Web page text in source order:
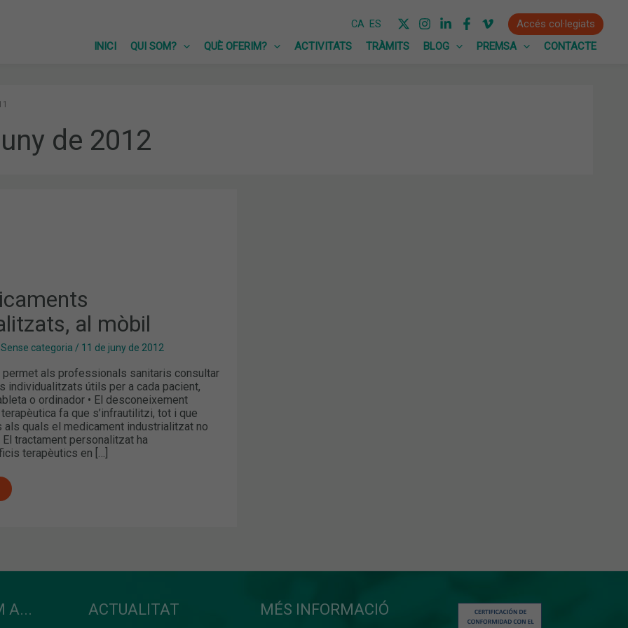
CA ES
Accés col·legiats
INICI
QUI SOM? QUÈ OFERIM? ACTIVITATS TRÀMITS BLOG PREMSA CONTACTE
de 2012
al mòbil
Sense categoria / 11 de juny de 2012
permet als professionals sanitaris consultar
individualitzats útils per a cada pacient,
o ordinador • El desconeixement
fa que s’infrautilitzi, tot i que
quals el medicament industrialitzat no
El tractament personalitzat ha
terapèutics en […]
A... ACTUALITAT MÉS INFORMACIÓ